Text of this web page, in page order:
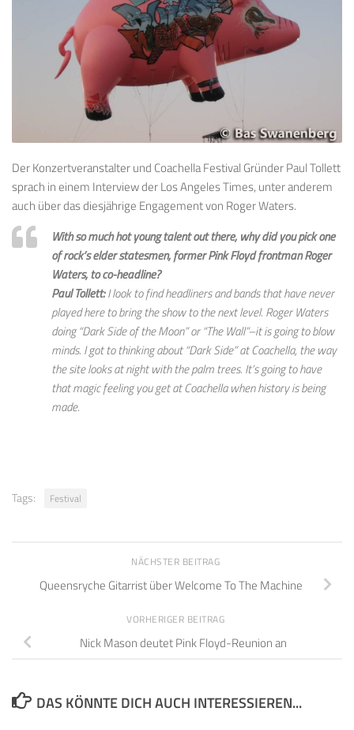
Der Konzertveranstalter und Coachella Festival Gründer Paul Tollett
sprach in einem Interview der Los Angeles Times, unter anderem
auch über das diesjährige Engagement von Roger Waters.
With so much hot young talent out there, why did you pick one
of rock’s elder statesmen, former Pink Floyd frontman Roger
Waters, to co-headline?
Paul Tollett:I look to find headliners and bands that have never
played here to bring the show to the next level. Roger Waters
doing “Dark Side of the Moon” or “The Wall”–it is going to blow
minds. I got to thinking about “Dark Side” at Coachella, the way
the site looks at night with the palm trees. It’s going to have
that magic feeling you get at Coachella when history is being
made.
Tags: Festival
NÄCHSTER BEITRAG
Queensryche Gitarrist über Welcome To The Machine
VORHERIGER BEITRAG
Nick Mason deutet Pink Floyd-Reunion an
DAS KÖNNTE DICH AUCH INTERESSIEREN...